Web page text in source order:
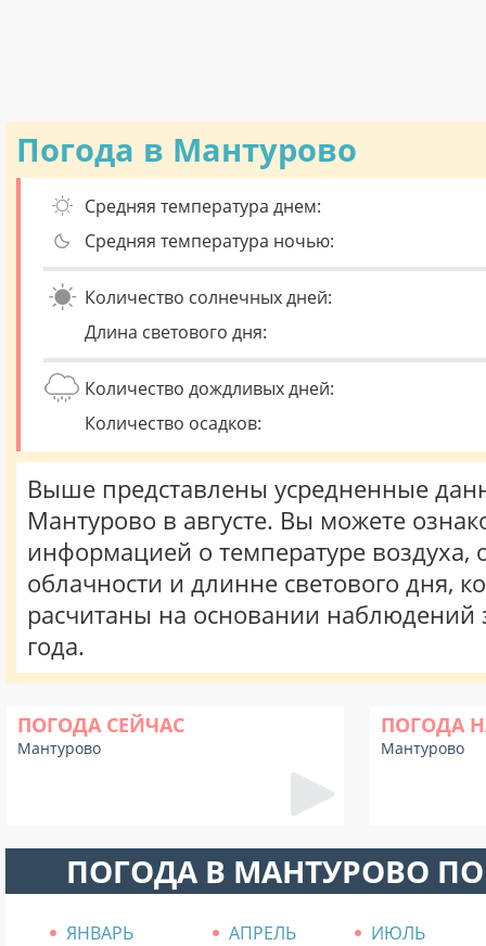
Погода в Мантурово
Средняя температура днем:
Средняя температура ночью:
Количество солнечных дней:
Длина светового дня:
Количество дождливых дней:
Количество осадков:
Выше представлены усредненные
Мантурово в августе. Вы можете
информацией о температуре воздуха,
облачности и длинне светового дня,
расчитаны на основании наблюдений
года.
ПОГОДА СЕЙЧАС
Мантурово
ПОГОДА
Мантурово
ПОГОДА В МАНТУРОВО
ЯНВАРЬ АПРЕЛЬ
ИЮЛЬ